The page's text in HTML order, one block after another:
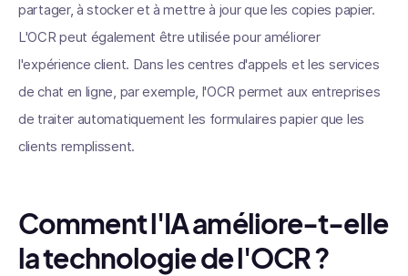
partager, à stocker et à mettre à jour que les copies papier.
L'OCR peut également être utilisée pour améliorer
l'expérience client. Dans les centres d'appels et les services
de chat en ligne, par exemple, l'OCR permet aux entreprises
de traiter automatiquement les formulaires papier que les
clients remplissent.
Comment l'IA améliore-t-elle
la technologie de l'OCR ?